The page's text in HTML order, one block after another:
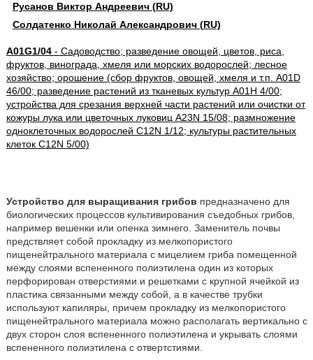
Русанов Виктор Андреевич (RU)
Солдатенко Николай Александрович (RU)
A01G1/04- Садоводство; разведение овощей, цветов, риса,
фруктов, винограда, хмеля или морских водорослей; лесное
хозяйство; орошение (сбор фруктов, овощей, хмеля и т.п. A01D
46/00; разведение растений из тканевых культур A01H 4/00;
устройства для срезания верхней части растений или очистки от
кожуры лука или цветочных луковиц A23N 15/08; размножение
одноклеточных водорослей C12N 1/12; культуры растительных
клеток C12N 5/00)
Устройство для выращивания грибов предназначено для
биологических процессов культивирования съедобных грибов,
например вешенки или опенка зимнего. Заменитель почвы
предствляет собой прокладку из мелкопористого
пищенейтрального материала с мицелием гриба помещенной
между слоями вспененного полиэтилена один из которых
перфорирован отверстиями и решетками с крупной ячейкой из
пластика связанными между собой, а в качестве трубки
используют капиляры, причем прокладку из мелкопористого
пищенейтрального материала можно располагать вертикально с
двух сторон слоя вспененного полиэтилена и укрывать слоями
вспененного полиэтилена с отвертстиями.